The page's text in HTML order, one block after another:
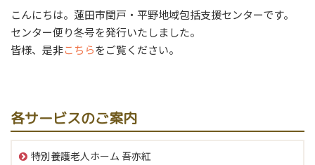
こんにちは。蓮田市閏戸・平野地域包括支援センターです。
センター便り冬号を発行いたしました。
皆様、是非こちらをご覧ください。
各サービスのご案内
特別養護老人ホーム 吾亦紅